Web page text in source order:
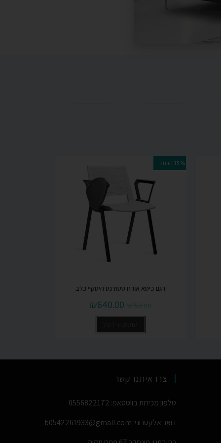
15% הנחה
דגם כיסא אורח סטודנט היטקיי כלב
₪750.00
₪640.00
צרו איתנו קשר
טלפון מכירות בווטסאפ: 0556822172
דואר אלקטרוני: b0542261933@gmail.com